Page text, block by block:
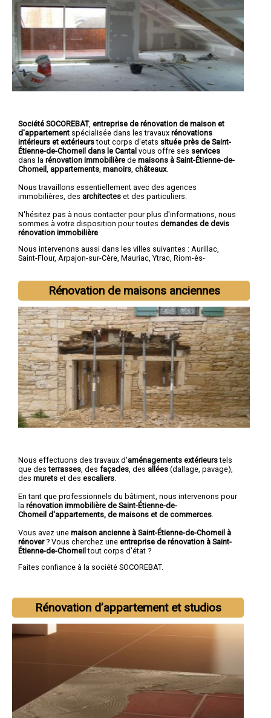
Société SOCOREBAT, entreprise de rénovation de maison et
d'appartement spécialisée dans les travaux rénovations
intérieurs et extérieurstout corps d'etats située près de Saint-
Étienne-de-Chomeil dans le Cantal vous offre ses services
dans la rénovation immobilière de maisons à Saint-Étienne-de-
Chomeil appartements manoirs châteaux.
Nous travaillons essentiellement avec des agences
immobilières, des architectes et des particuliers.
N'hésitez pas à nous contacter pour plus d'informations, nous
sommes à votre disposition pour toutes demandes de devis
rénovation immobilière
Nous intervenons aussi dans les villes suivantes : Aurillac,
Saint-Flour, Arpajon-sur-Cère, Mauriac, Ytrac, Riom-ès-
Rénovation de maisons anciennes
Nous effectuons des travaux d'aménagements extérieurstels
que desterrasses , des façades , des allées (dallage, pavage),
des murets et des escaliers
En tant que professionnels du bâtiment, nous intervenons pour
la rénovation immobilière de Saint-Étienne-de-
Chomeil d'appartements, de maisons et de commerces
Vous avez une maison ancienne à Saint-Étienne-de-Chomeil à
rénover? Vous cherchez une entreprise de rénovation à Saint-
Étienne-de-Chomeiltout corps d'état ?
Faites confiance à la société SOCOREBAT.
Rénovation d’appartement et studios